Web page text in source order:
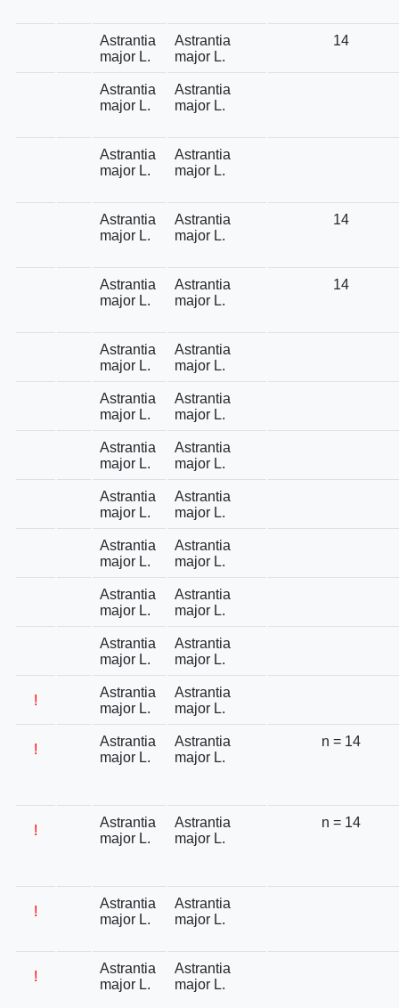
Astrantia
major L.
Astrantia
major L.
14
Astrantia
major L.
Astrantia
major L.
Astrantia
major L.
Astrantia
major L.
Astrantia
major L.
Astrantia
major L.
14
Astrantia
major L.
Astrantia
major L.
14
Astrantia
major L.
Astrantia
major L.
Astrantia
major L.
Astrantia
major L.
Astrantia
major L.
Astrantia
major L.
Astrantia
major L.
Astrantia
major L.
Astrantia
major L.
Astrantia
major L.
Astrantia
major L.
Astrantia
major L.
Astrantia
major L.
Astrantia
major L.
!
Astrantia
major L.
Astrantia
major L.
!
Astrantia
major L.
Astrantia
major L.
n = 14
!
Astrantia
major L.
Astrantia
major L.
n = 14
!
Astrantia
major L.
Astrantia
major L.
!
Astrantia
major L.
Astrantia
major L.